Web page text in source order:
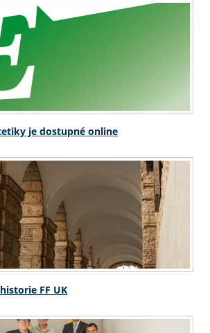
je dostupné online
FF UK